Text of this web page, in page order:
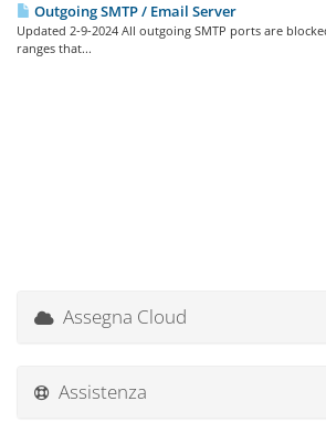
Outgoing SMTP / Email Server
Updated 2-9-2024 All outgoing SMTP ports are
ranges that...
Assegna Cloud
Assistenza